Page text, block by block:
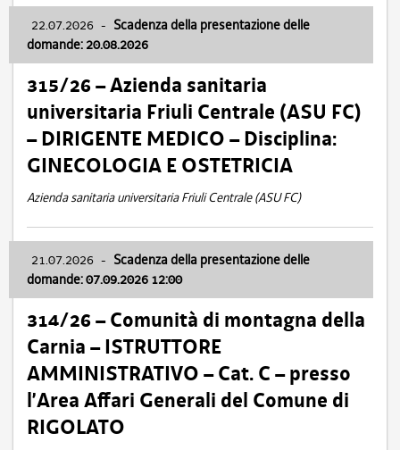
22.07.2026 - Scadenza della presentazione delle
domande: 20.08.2026
315/26 – Azienda sanitaria
universitaria Friuli Centrale (ASU FC)
– DIRIGENTE MEDICO – Disciplina:
GINECOLOGIA E OSTETRICIA
Azienda sanitaria universitaria Friuli Centrale (ASU FC)
21.07.2026 - Scadenza della presentazione delle
domande: 07.09.2026 12:00
314/26 – Comunità di montagna della
Carnia – ISTRUTTORE
AMMINISTRATIVO – Cat. C – presso
l’Area Affari Generali del Comune di
RIGOLATO